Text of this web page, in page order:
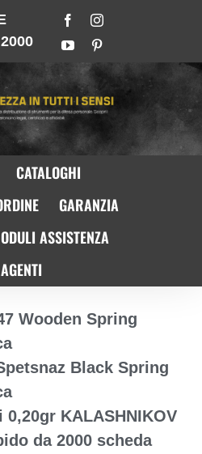
CATALOGHI
GARANZIA
ASSISTENZA
AGENTI
Wooden Spring
Black Spring
0,20gr KALASHNIKOV
da 2000 scheda